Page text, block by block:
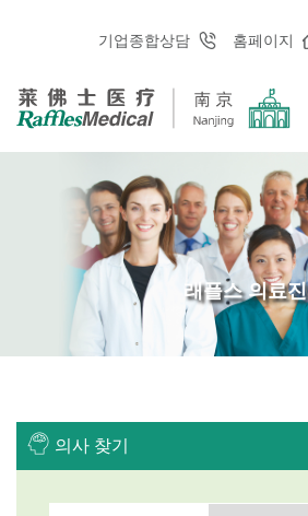
기업종합상담 홈페이지
래플스 의료진
의사 찾기